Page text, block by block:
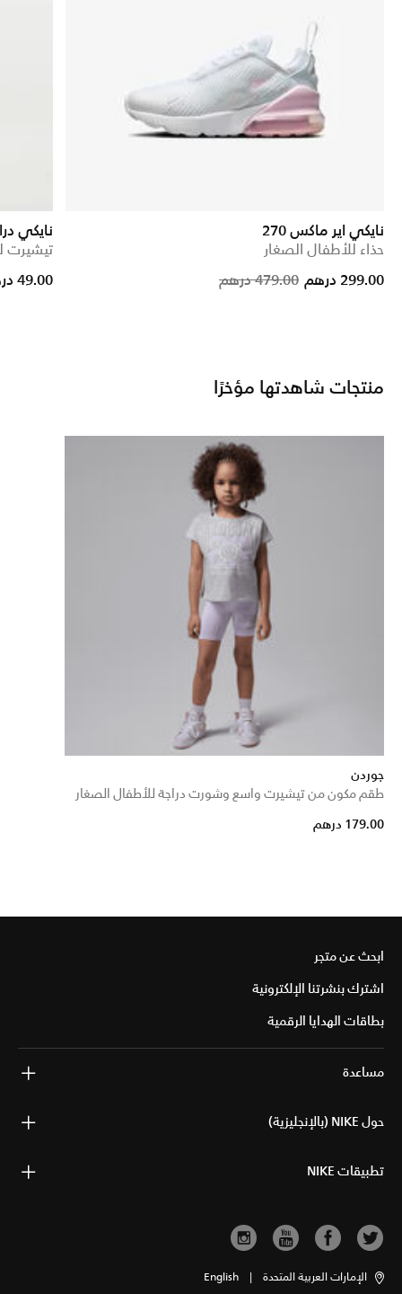
نايكي اير ماكس 270
حذاء للأطفال الصغار
Price
479.00 درهم to
299.00 درهم
نايكي
تيشيرت
reduced from
to
49.00 درهم
منتجات شاهدتها مؤخرًا
جوردن
طقم مكون من تيشيرت واسع وشورت دراجة للأطفال الصغار
179.00 درهم
ابحث عن متجر
اشترك بنشرتنا الإلكترونية
بطاقات الهدايا الرقمية
مساعدة
حول NIKE (بالإنجليزية)
تطبيقات NIKE
الإمارات العربية المتحدة |
English